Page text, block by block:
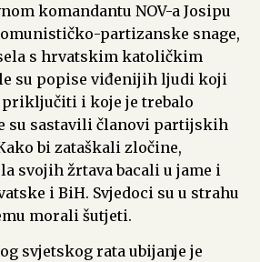
komandantu NOV-a Josipu
partizanske snage,
s hrvatskim katoličkim
su popise viđenijih ljudi koji
i koje je trebalo
su sastavili članovi partijskih
bi zataškali zločine,
svojih žrtava bacali u jame i
i BiH. Svjedoci su u strahu
morali šutjeti.
svjetskog rata ubijanje je